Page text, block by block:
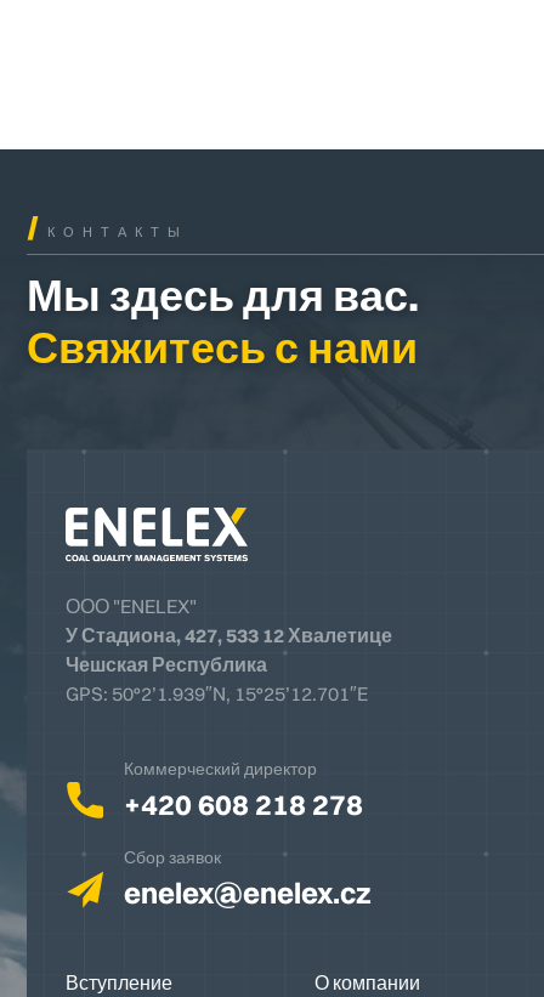
/ КОНТАКТЫ
Мы здесь для вас.
Свяжитесь с нами
ООО "ENELEX"
У Стадиона, 427, 533 12 Хвалетице
Чешская Республика
GPS: 50°2’1.939″N, 15°25’12.701″E
Коммерческий директор
+420 608 218 278
Сбор заявок
enelex@enelex.cz
Вступление О компании